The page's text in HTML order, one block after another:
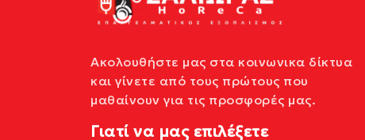
Ακολουθήστε μας στα κοινωνικα δίκτυα
και γίνετε από τους πρώτους που
μαθαίνουν για τις προσφορές μας.
Γιατί να μας επιλέξετε